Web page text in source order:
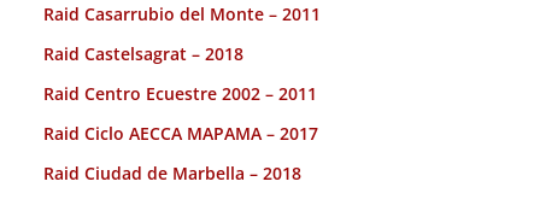
Raid Casarrubio del Monte – 2011
Raid Castelsagrat – 2018
Raid Centro Ecuestre 2002 – 2011
Raid Ciclo AECCA MAPAMA – 2017
Raid Ciudad de Marbella – 2018